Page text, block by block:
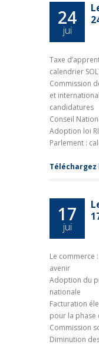
24
jui
Taxe
calendrier
Commission
et
candidatures
Conseil
Adoption loi
Parlement :
Téléchargez
17
jui
Le commerce
avenir
Adoption du
nationale
Facturation
pour la phase
Commission
Diminution